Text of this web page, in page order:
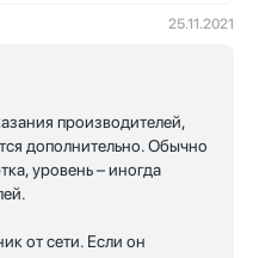
25.11.2021
производителей,
дополнительно. Обычно
уровень – иногда
от сети. Если он